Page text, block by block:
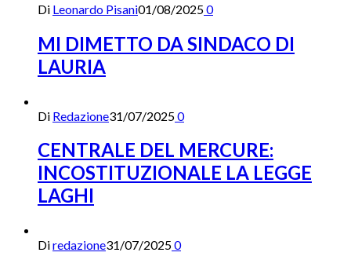
Di Leonardo Pisani01/08/20250
MI DIMETTO DA SINDACO DI
LAURIA
Di Redazione31/07/20250
CENTRALE DEL MERCURE:
INCOSTITUZIONALE LA LEGGE
LAGHI
Diredazione31/07/20250